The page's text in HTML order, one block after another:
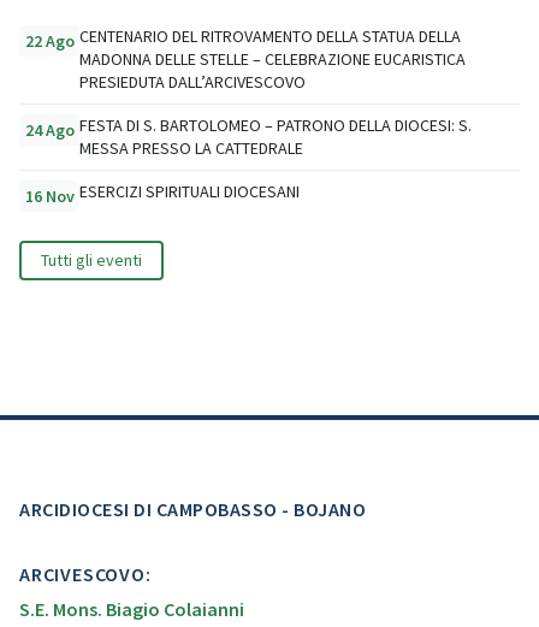
22 Ago CENTENARIO DEL RITROVAMENTO DELLA STATUA DELLA
MADONNA DELLE STELLE – CELEBRAZIONE EUCARISTICA
PRESIEDUTA DALL’ARCIVESCOVO
24 Ago FESTA DI S. BARTOLOMEO – PATRONO DELLA DIOCESI: S.
MESSA PRESSO LA CATTEDRALE
16 Nov ESERCIZI SPIRITUALI DIOCESANI
Tutti gli eventi
ARCIDIOCESI DI CAMPOBASSO - BOJANO
ARCIVESCOVO:
S.E. Mons. Biagio Colaianni